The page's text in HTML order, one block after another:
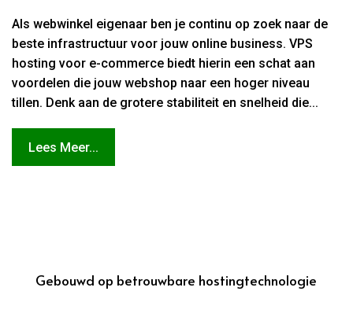
Als webwinkel eigenaar ben je continu op zoek naar de
beste infrastructuur voor jouw online business. VPS
hosting voor e-commerce biedt hierin een schat aan
voordelen die jouw webshop naar een hoger niveau
tillen. Denk aan de grotere stabiliteit en snelheid die...
Lees Meer...
Gebouwd op betrouwbare hostingtechnologie